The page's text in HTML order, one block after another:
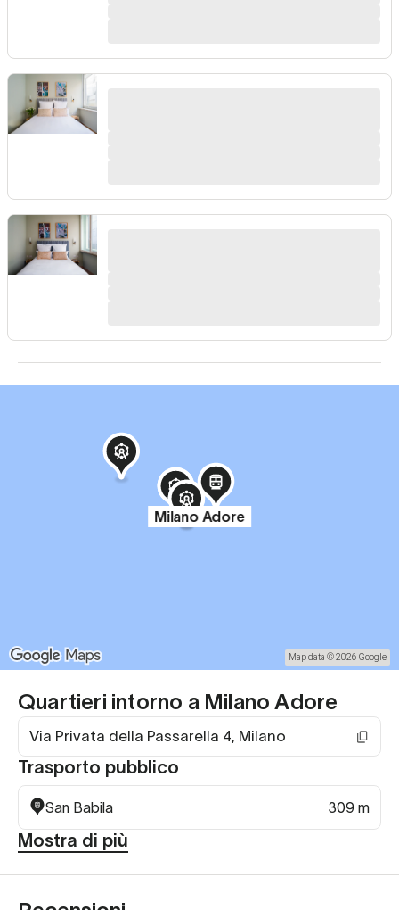
Quartieri intorno a Milano Adore
Via Privata della Passarella 4, Milano
Trasporto pubblico
San Babila 309 m
Mostra di più
Milano Adore
Map data © 2026 Google